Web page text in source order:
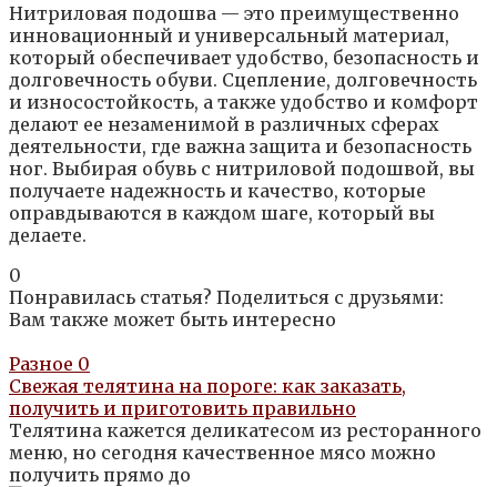
Нитриловая подошва — это преимущественно
инновационный и универсальный материал,
который обеспечивает удобство, безопасность и
долговечность обуви. Сцепление, долговечность
и износостойкость, а также удобство и комфорт
делают ее незаменимой в различных сферах
деятельности, где важна защита и безопасность
ног. Выбирая обувь с нитриловой подошвой, вы
получаете надежность и качество, которые
оправдываются в каждом шаге, который вы
делаете.
0
Понравилась статья? Поделиться с друзьями:
Вам также может быть интересно
Разное 0
Свежая телятина на пороге: как заказать,
получить и приготовить правильно
Телятина кажется деликатесом из ресторанного
меню, но сегодня качественное мясо можно
получить прямо до